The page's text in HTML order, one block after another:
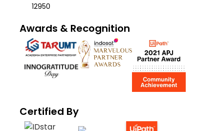
12950
Awards & Recognition
Certified By